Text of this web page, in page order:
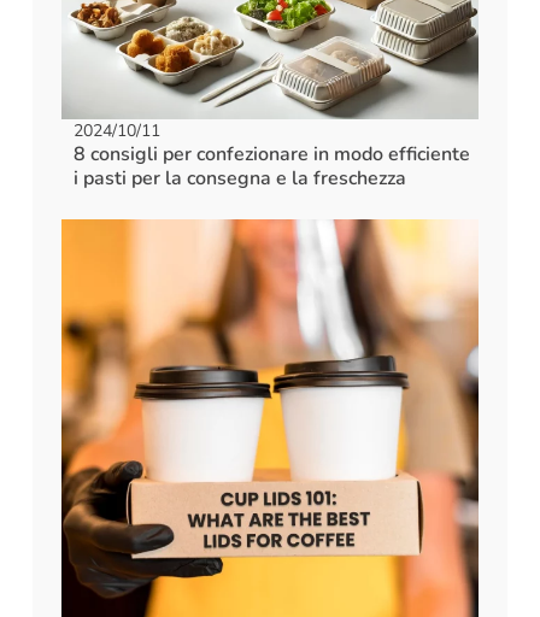
2024/10/11
8 consigli per confezionare in modo efficiente
i pasti per la consegna e la freschezza